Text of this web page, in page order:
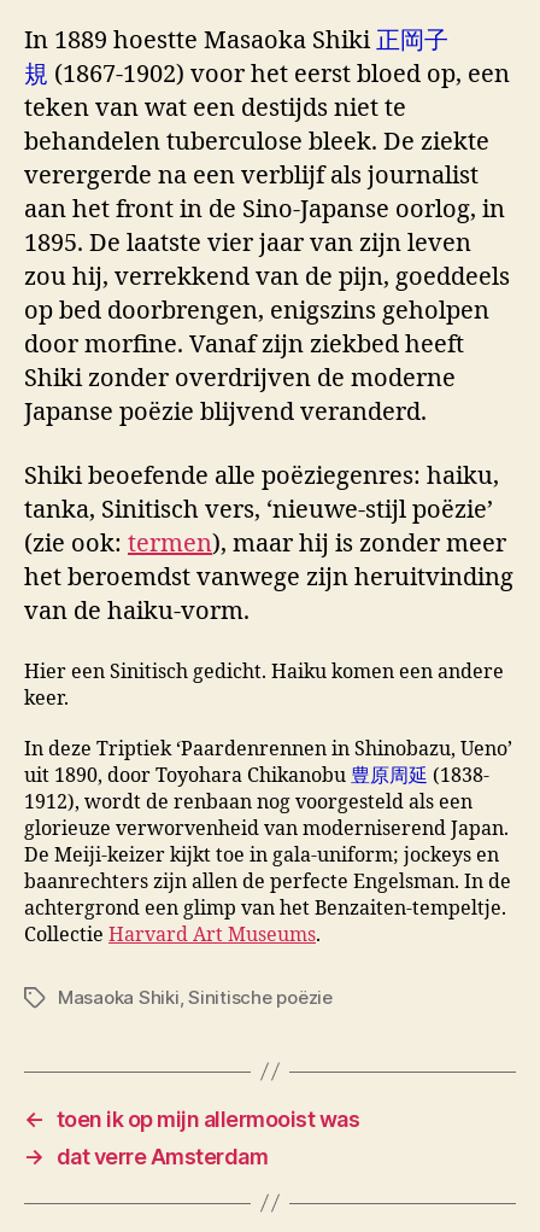
In 1889 hoestte Masaoka Shiki 正岡子
規 (1867-1902) voor het eerst bloed op, een
teken van wat een destijds niet te
behandelen tuberculose bleek. De ziekte
verergerde na een verblijf als journalist
aan het front in de Sino-Japanse oorlog, in
1895. De laatste vier jaar van zijn leven
zou hij, verrekkend van de pijn, goeddeels
op bed doorbrengen, enigszins geholpen
door morfine. Vanaf zijn ziekbed heeft
Shiki zonder overdrijven de moderne
Japanse poëzie blijvend veranderd.
Shiki beoefende alle poëziegenres: haiku,
tanka, Sinitisch vers, ‘nieuwe-stijl poëzie’
(zie ook: termen), maar hij is zonder meer
het beroemdst vanwege zijn heruitvinding
van de haiku-vorm.
Hier een Sinitisch gedicht. Haiku komen een andere
keer.
In deze Triptiek ‘Paardenrennen in Shinobazu, Ueno’
uit 1890, door Toyohara Chikanobu 豊原周延 (1838-
1912), wordt de renbaan nog voorgesteld als een
glorieuze verworvenheid van moderniserend Japan.
De Meiji-keizer kijkt toe in gala-uniform; jockeys en
baanrechters zijn allen de perfecte Engelsman. In de
achtergrond een glimp van het Benzaiten-tempeltje.
Collectie Harvard Art Museums.
TagsMasaoka Shiki,Sinitische poëzie
← toen ik op mijn allermooist was
→
dat verre Amsterdam